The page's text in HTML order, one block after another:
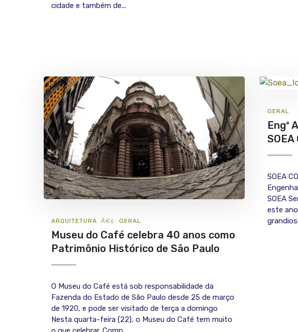
cidade e também de...
ARQUITETURA GERAL
Museu do Café celebra 40 anos como
Patrimônio Histórico de São Paulo
O Museu do Café está sob responsabilidade da
Fazenda do Estado de São Paulo desde 25 de março
de 1920, e pode ser visitado de terça a domingo
Nesta quarta-feira (22), o Museu do Café tem muito
GERAL
Engº
SOEA
SOEA
este